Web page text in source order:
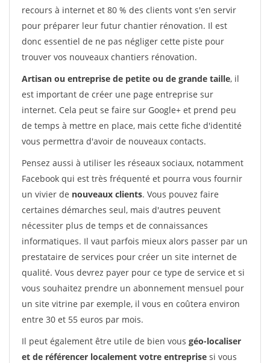
recours à internet et 80 % des clients vont s'en servir
pour préparer leur futur chantier rénovation. Il est
donc essentiel de ne pas négliger cette piste pour
trouver vos nouveaux chantiers rénovation.
Artisan ou entreprise de petite ou de grande taille, il
est important de créer une page entreprise sur
internet. Cela peut se faire sur Google+ et prend peu
de temps à mettre en place, mais cette fiche d'identité
vous permettra d'avoir de nouveaux contacts.
Pensez aussi à utiliser les réseaux sociaux, notamment
Facebook qui est très fréquenté et pourra vous fournir
un vivier de nouveaux clients. Vous pouvez faire
certaines démarches seul, mais d'autres peuvent
nécessiter plus de temps et de connaissances
informatiques. Il vaut parfois mieux alors passer par un
prestataire de services pour créer un site internet de
qualité. Vous devrez payer pour ce type de service et si
vous souhaitez prendre un abonnement mensuel pour
un site vitrine par exemple, il vous en coûtera environ
entre 30 et 55 euros par mois.
Il peut également être utile de bien vous géo-localiser
et de référencer localement votre entreprise si vous